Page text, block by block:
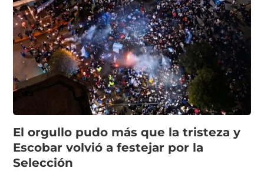
El orgullo pudo más que la tristeza y
Escobar volvió a festejar por la
Selección